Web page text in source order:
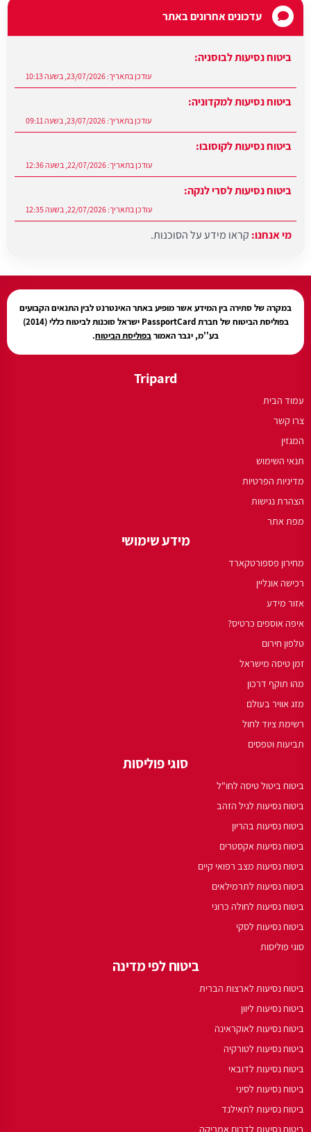
עדכונים אחרונים באתר
ביטוח נסיעות לבוסניה:
עודכן בתאריך: 23/07/2026, בשעה 10:13
ביטוח נסיעות למקדוניה:
עודכן בתאריך: 23/07/2026, בשעה 09:11
ביטוח נסיעות לקוסובו:
עודכן בתאריך: 22/07/2026, בשעה 12:36
ביטוח נסיעות לסרי לנקה:
עודכן בתאריך: 22/07/2026, בשעה 12:35
מי אנחנו: קראו מידע על הסוכנות.
במקרה של סתירה בין המידע אשר מופיע באתר האינטרנט לבין התנאים הקבועים
בפוליסת הביטוח של חברת PassportCard ישראל סוכנות לביטוח כללי (2014)
בע''מ, יגבר האמורבפוליסת הביטוח.
Tripard
עמוד הבית
צרו קשר
המגזין
תנאי השימוש
מדיניות הפרטיות
הצהרת נגישות
מפת אתר
מידע שימושי
מחירון פספורטקארד
רכישה אונליין
אזור מידע
איפה אוספים כרטיס?
טלפון חירום
זמן טיסה מישראל
מהו תוקף דרכון
מזג אוויר בעולם
רשימת ציוד לחול
תביעות וטפסים
סוגי פוליסות
ביטוח ביטול טיסה לחו"ל
ביטוח נסיעות לגיל הזהב
ביטוח נסיעות בהריון
ביטוח נסיעות אקסטרים
ביטוח נסיעות מצב רפואי קיים
ביטוח נסיעות לתרמילאים
ביטוח נסיעות לחולה כרוני
ביטוח נסיעות לסקי
סוגי פוליסות
ביטוח לפי מדינה
ביטוח נסיעות לארצות הברית
ביטוח נסיעות ליוון
ביטוח נסיעות לאוקראינה
ביטוח נסיעות לטורקיה
ביטוח נסיעות לדובאי
ביטוח נסיעות לסיני
ביטוח נסיעות לתאילנד
ביטוח נסיעות לדרום אמריקה